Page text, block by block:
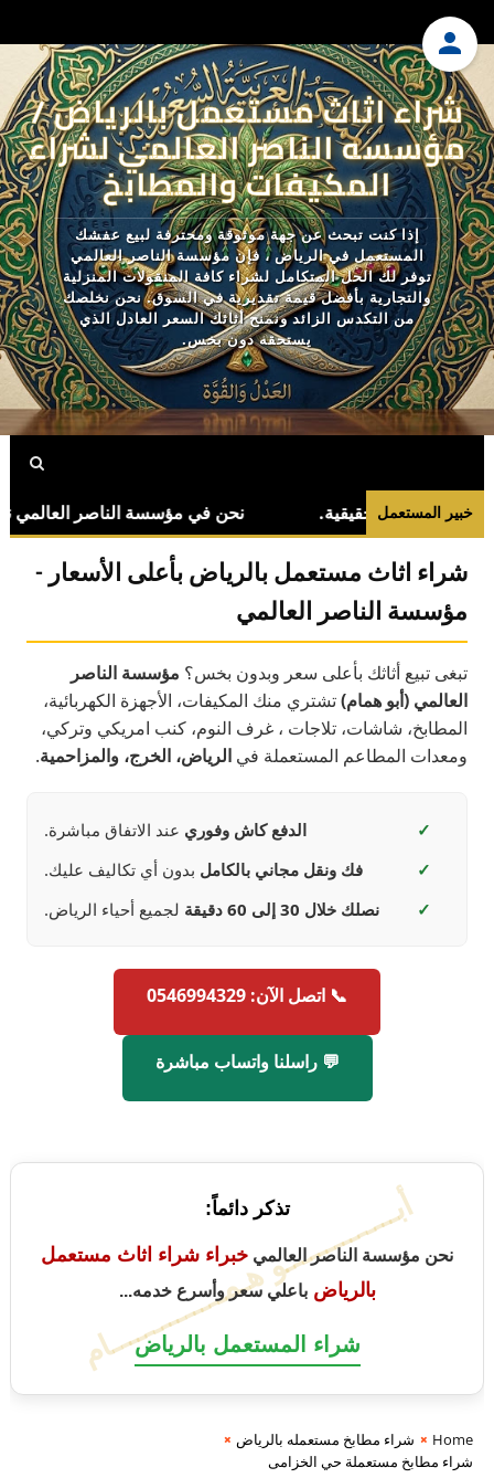
شراء اثاث مستعمل بالرياض /
مؤسسه الناصر العالمي لشراء
المكيفات والمطابخ
إذا كنت تبحث عن جهة موثوقة ومحترفة لبيع عفشك
المستعمل في الرياض ، فإن مؤسسة الناصر العالمي
توفر لك الحل المتكامل لشراء كافة المنقولات المنزلية
والتجارية بأفضل قيمة تقديرية في السوق. نحن نخلصك
من التكدس الزائد ونمنح أثاثك السعر العادل الذي
يستحقه دون بخس.
خبير المستعمل
شراء اثاث مستعمل بالرياض بأعلى الأسعار -
مؤسسة الناصر العالمي
تبغى تبيع أثاثك بأعلى سعر وبدون بخس؟ مؤسسة الناصر
العالمي (أبو همام)تشتري منك المكيفات، الأجهزة الكهربائية،
المطابخ، شاشات، تلاجات ، غرف النوم، كنب امريكي وتركي،
ومعدات المطاعم المستعملة في الرياض، الخرج، والمزاحمية.
✓ الدفع كاش وفوري عند الاتفاق مباشرة.
✓
فك ونقل مجاني بالكامل بدون أي تكاليف عليك.
✓
نصلك خلال 30 إلى 60 دقيقة لجميع أحياء الرياض.
📞 اتصل الآن: 0546994329
💬 راسلنا واتساب مباشرة
أبــــــــــــــو هـمــــــــــــــام
تذكر دائماً:
نحن مؤسسة الناصر العالمي خبراء شراء اثاث مستعمل
بالرياضباعلي سعر وأسرع خدمه...
شراء المستعمل بالرياض
Home
شراء مطابخ مستعمله بالرياض
شراء مطابخ مستعملة حي الخزامى